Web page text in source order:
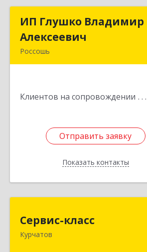
ИП Глушко Владимир
Алексеевич
Россошь
Клиентов на сопровождении
Отправить заявку
Показать контакты
ИП Глушко
Отправить заявку
Назад
Сервис-класс
Курчатов
307251, Курская обл,